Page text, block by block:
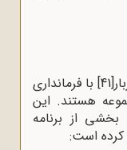
[41]
با فرمانداری
هستند. این
از برنامه
کرده است: